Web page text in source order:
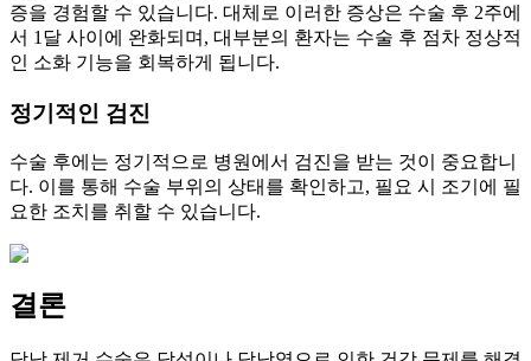
증을 경험할 수 있습니다. 대체로 이러한 증상은 수술 후 2주에
서 1달 사이에 완화되며, 대부분의 환자는 수술 후 점차 정상적
인 소화 기능을 회복하게 됩니다.
정기적인 검진
수술 후에는 정기적으로 병원에서 검진을 받는 것이 중요합니
다. 이를 통해 수술 부위의 상태를 확인하고, 필요 시 조기에 필
요한 조치를 취할 수 있습니다.
결론